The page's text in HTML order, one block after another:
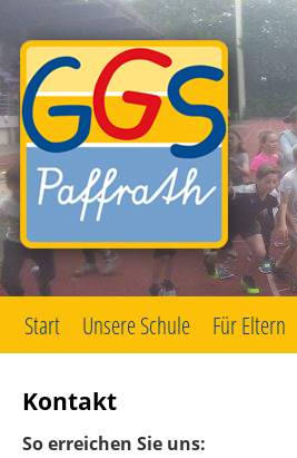
Zum
Start Unsere Schule Für Eltern
Kontakt
So erreichen Sie uns: